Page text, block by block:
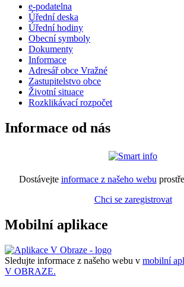
e-podatelna
Úřední deska
Úřední hodiny
Obecní symboly
Dokumenty
Informace
Adresář obce Vražné
Zastupitelstvo obce
Životní situace
Rozklikávací rozpočet
Informace od nás
Dostávejte informace z našeho webu
Chci se zaregistrovat
Mobilní aplikace
Sledujte informace z našeho webu v mobilní
V OBRAZE.